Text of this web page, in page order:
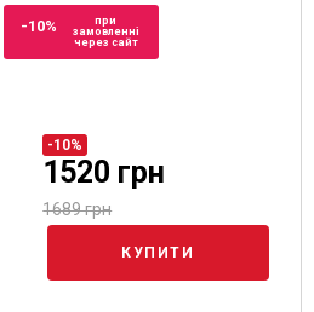
-10%
при
замовленні
через сайт
-10%
1520 грн
1689 грн
КУПИТИ